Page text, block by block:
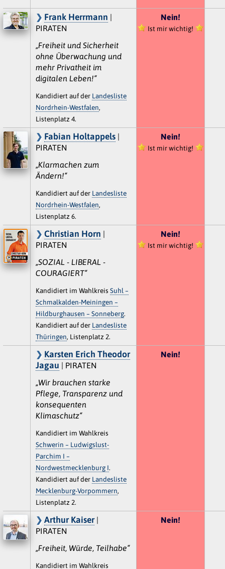
Frank Herrmann |
PIRATEN
„Freiheit und Sicherheit
ohne Überwachung und
mehr Privatheit im
digitalen Leben!“
Kandidiert auf der Landesliste
Nordrhein-Westfalen,
Listenplatz 4.
Nein!
Ist mir wichtig!
Fabian Holtappels|
PIRATEN
„Klarmachen zum
Ändern!“
Kandidiert auf der Landesliste
Nordrhein-Westfalen,
Listenplatz 6.
Nein!
Ist mir wichtig!
Christian Horn |
PIRATEN
„SOZIAL - LIBERAL -
COURAGIERT“
Kandidiert im Wahlkreis Suhl –
Schmalkalden-Meiningen –
Hildburghausen – Sonneberg.
Kandidiert auf der Landesliste
Thüringen, Listenplatz 2.
Nein!
Ist mir wichtig!
Karsten Erich Theodor
Jagau | PIRATEN
„Wir brauchen starke
Pflege, Transparenz und
konsequenten
Klimaschutz“
Kandidiert im Wahlkreis
Schwerin – Ludwigslust-
Parchim I –
Nordwestmecklenburg I.
Kandidiert auf der Landesliste
Mecklenburg-Vorpommern,
Listenplatz 2.
Nein!
Arthur Kaiser|
PIRATEN
„Freiheit, Würde, Teilhabe“
Kandidiert im Wahlkreis
Nein!